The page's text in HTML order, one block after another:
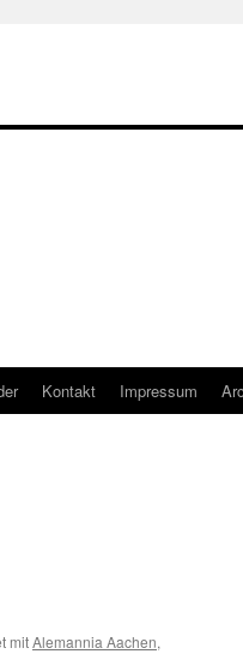
Kontakt Impressum
mitAlemannia Aachen,